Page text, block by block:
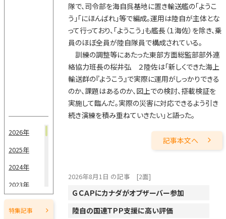
2026年
2025年
2024年
2023年
2022年
特集記事
隊で、司令部を海自呉基地に置き輸送艦の「ようこ
う」「にほんばれ」等で編成。運用は陸自が主体とな
って行っており、「ようこう」も艦長（１海佐）を除き、乗
員のほぼ全員が陸自隊員で構成されている。
訓練の調整等にあたった東部方面総監部部外連
絡協力班長の桜井弘 ２陸佐は「新しくできた海上
輸送群の『ようこう』で実際に運用がしっかりできる
のか、課題はあるのか、図上での検討、搭載検証を
実施して臨んだ。実際の災害に対応できるよう引き
続き演練を積み重ねていきたい」と語った。
記事本文へ
2026年8月1日 の記事 [2面]
ＧＣＡＰにカナダがオブザーバー参加
陸自の国連ＴＰＰ支援に高い評価